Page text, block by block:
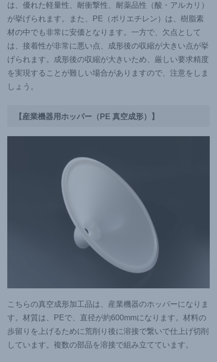
は、優れた軽量性、耐衝撃性、耐薬品性（酸・アルカリ）
が挙げられます。また、PE（ポリエチレン）は、樹脂素
材の中でも非常に安価となります。一方で、欠点として
は、接着性が非常に悪い点、成形後の収縮が大きい点が挙
げられます。成形後の収縮が大きいため、厳しい要求精度
を実現することが難しい場合がありますので、注意をしま
しょう。
【産業機器用ホッパー（PE 真空成形）】
こちらの真空成形加工品は、産業機器のホッパーになりま
す。材質は、PEで、直径が約600mmになります。材料の
歩留りを上げるために荒削り後に溶接で繋いで仕上げ切削
しています。複数の部品を溶接で組み立てています。